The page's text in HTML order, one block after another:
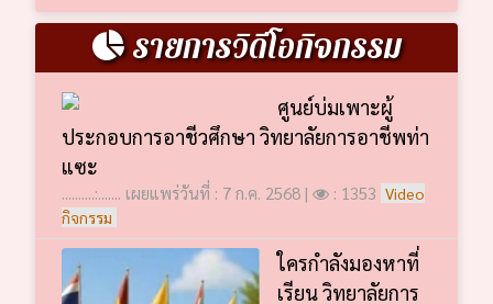
รายการวิดีโอกิจกรรม
ศูนย์บ่มเพาะผู้
ประกอบการอาชีวศึกษา วิทยาลัยการอาชีพท่า
แซะ
..........:....... เผยแพร่วันที่ : 7 ก.ค. 2568 | : 1353 Video
กิจกรรม
ใครกำลังมองหาที่
เรียน วิทยาลัยการ